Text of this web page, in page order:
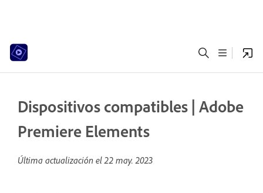
Dispositivos compatibles | Adobe
Premiere Elements
Última actualización el22 may. 2023